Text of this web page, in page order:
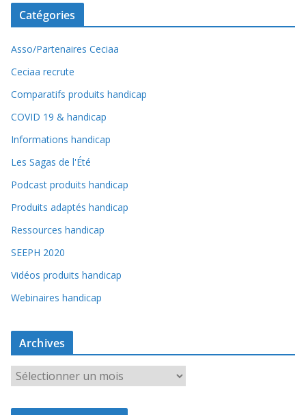
Catégories
Asso/Partenaires Ceciaa
Ceciaa recrute
Comparatifs produits handicap
COVID 19 & handicap
Informations handicap
Les Sagas de l'Été
Podcast produits handicap
Produits adaptés handicap
Ressources handicap
SEEPH 2020
Vidéos produits handicap
Webinaires handicap
Archives
r
c